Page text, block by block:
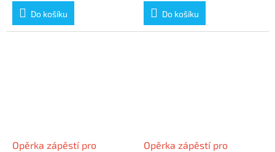
Do košíku
Do košíku
Opěrka zápěstí pro
Opěrka zápěstí pro